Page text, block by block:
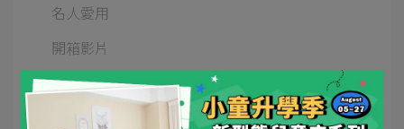
名人愛用
開箱影片
媒體報導
Kids兒童床